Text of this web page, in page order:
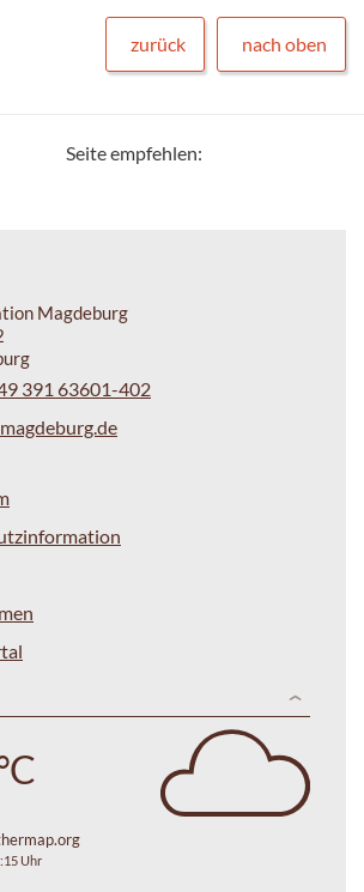
zurück nach oben
Seite empfehlen:
Magdeburg
391 63601-402
Uhr